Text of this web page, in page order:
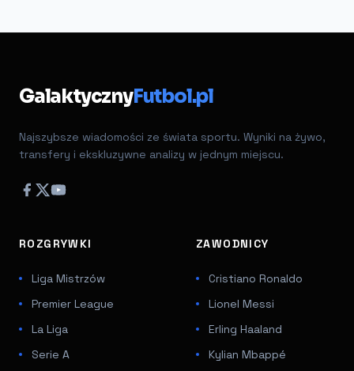
GalaktycznyFutbol.pl
Najszybsze wiadomości ze świata sportu. Wyniki na żywo,
transfery i ekskluzywne analizy w jednym miejscu.
ROZGRYWKI
Liga Mistrzów
Premier League
La Liga
Serie A
ZAWODNICY
Cristiano Ronaldo
Lionel Messi
Erling Haaland
Kylian Mbappé